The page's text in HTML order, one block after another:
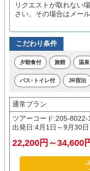
リクエストが取れない
さい。その場合はメー
こだわり条件
夕朝食付 旅館 温泉
バス･トイレ付 JR宿泊
通常プラン
ツアーコード:205-8022-
出発日:4月1日～9月30日
22,200円～34,600